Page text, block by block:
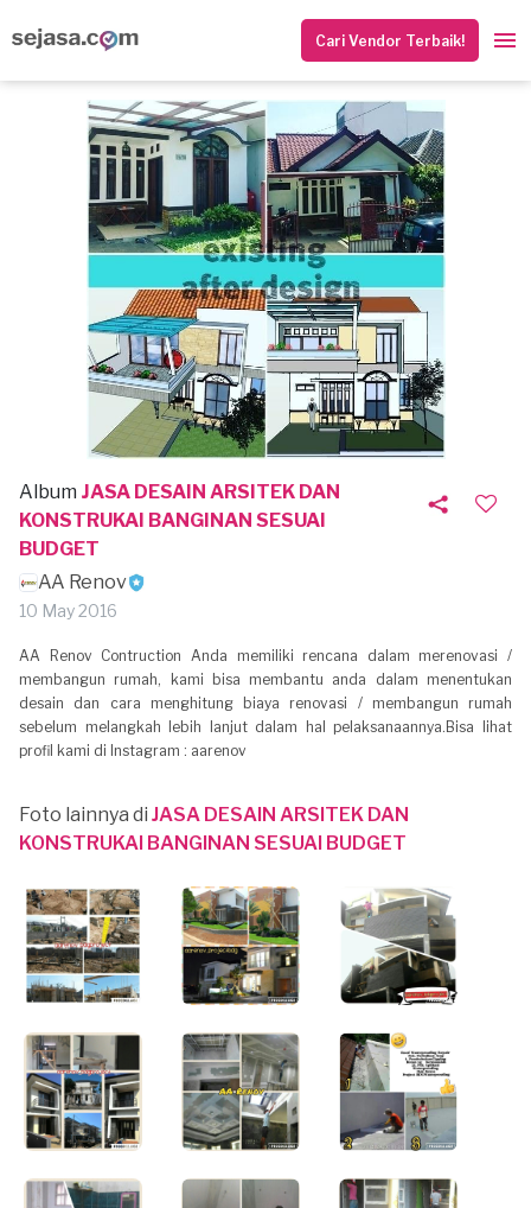
Cari Vendor Terbaik!
Album JASA DESAIN ARSITEK DAN
KONSTRUKAI BANGINAN SESUAI
BUDGET
AA Renov
10 May 2016
AA Renov Contruction Anda memiliki rencana dalam merenovasi /
membangun rumah, kami bisa membantu anda dalam menentukan
desain dan cara menghitung biaya renovasi / membangun rumah
sebelum melangkah lebih lanjut dalam hal pelaksanaannya.Bisa lihat
profil kami di Instagram : aarenov
Foto lainnya di JASA DESAIN ARSITEK DAN
KONSTRUKAI BANGINAN SESUAI BUDGET